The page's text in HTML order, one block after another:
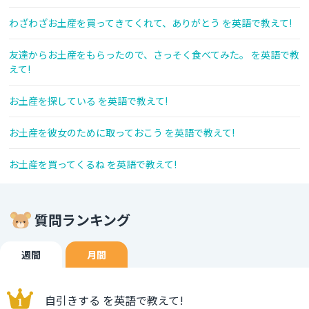
わざわざお土産を買ってきてくれて、ありがとう を英語で教えて!
友達からお土産をもらったので、さっそく食べてみた。 を英語で教
えて!
お土産を探している を英語で教えて!
お土産を彼女のために取っておこう を英語で教えて!
お土産を買ってくるね を英語で教えて!
質問ランキング
週間 月間
自引きする を英語で教えて!